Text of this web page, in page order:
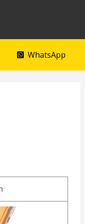
WhatsApp